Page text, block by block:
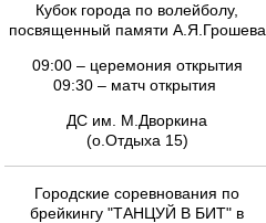
Кубок города по волейболу,
посвященный памяти А.Я.Грошева
09:00 – церемония открытия
09:30 – матч открытия
ДС им. М.Дворкина
(о.Отдыха 15)
Городские соревнования по
брейкингу "ТАНЦУЙ В БИТ" в